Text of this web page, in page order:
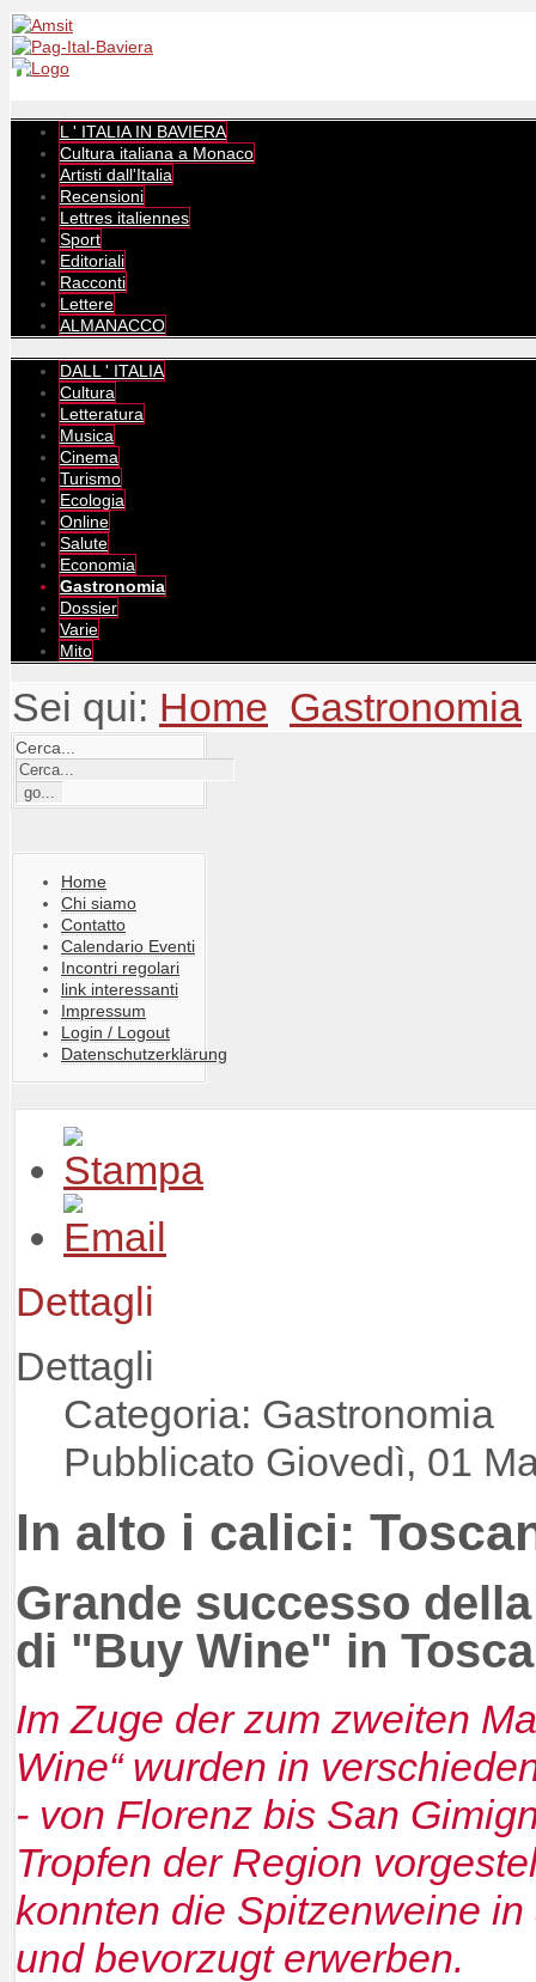
L ' ITALIA IN BAVIERA
Cultura italiana a Monaco
Artisti dall'Italia
Recensioni
Lettres italiennes
Sport
Editoriali
Racconti
Lettere
ALMANACCO
DALL ' ITALIA
Cultura
Letteratura
Musica
Cinema
Turismo
Ecologia
Online
Salute
Economia
Gastronomia
Dossier
Varie
Mito
Sei qui: Home Gastronomia
Cerca...
Home
Chi siamo
Contatto
Calendario Eventi
Incontri regolari
link interessanti
Impressum
Login / Logout
Datenschutzerklärung
Dettagli
Dettagli
Categoria: Gastronomia
Pubblicato Giovedì, 01
In alto i calici:
Grande successo
di "Buy Wine" in
Im Zuge der zum zweiten
Wine“ wurden in
- von Florenz bis San
Tropfen der Region
konnten die Spitzenweine
und bevorzugt erwerben.